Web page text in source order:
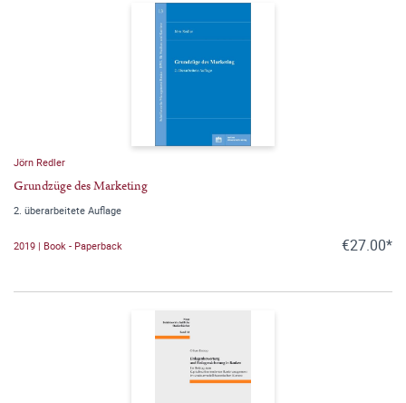
Jörn Redler
Grundzüge des Marketing
2. überarbeitete Auflage
2019 | Book - Paperback €27.00*